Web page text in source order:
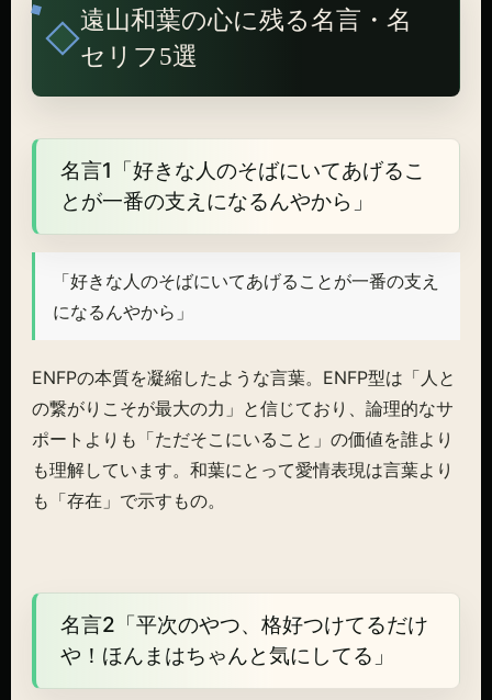
遠山和葉の心に残る名言・名
セリフ5選
名言1「好きな人のそばにいてあげるこ
とが一番の支えになるんやから」
「好きな人のそばにいてあげることが一番の支え
になるんやから」
ENFPの本質を凝縮したような言葉。ENFP型は「人と
の繋がりこそが最大の力」と信じており、論理的なサ
ポートよりも「ただそこにいること」の価値を誰より
も理解しています。和葉にとって愛情表現は言葉より
も「存在」で示すもの。
名言2「平次のやつ、格好つけてるだけ
や！ほんまはちゃんと気にしてる」